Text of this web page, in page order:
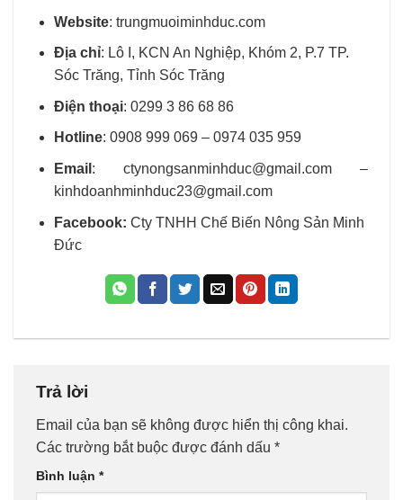
Website: trungmuoiminhduc.com
Địa chỉ: Lô I, KCN An Nghiệp, Khóm 2, P.7 TP.
Sóc Trăng, Tỉnh Sóc Trăng
Điện thoại: 0299 3 86 68 86
Hotline: 0908 999 069 – 0974 035 959
Email : ctynongsanminhduc@gmail.com –
kinhdoanhminhduc23@gmail.com
Facebook: Cty TNHH Chế Biến Nông Sản Minh
Đức
Trả lời
Email của bạn sẽ không được hiển thị công khai.
Các trường bắt buộc được đánh dấu *
Bình luận *